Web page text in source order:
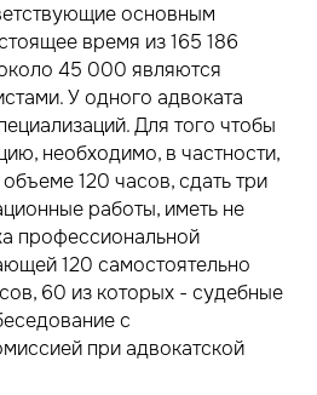
основным
время из 165 186
45 000 являются
У одного адвоката
Для того чтобы
необходимо, в частности,
120 часов, сдать три
работы, иметь не
профессиональной
120 самостоятельно
60 из которых - судебные
с
при адвокатской